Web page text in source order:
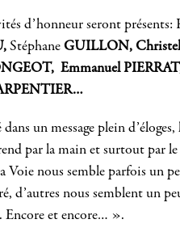
d’honneur seront présents:
Stéphane GUILLON,
Emmanuel
un message plein d’éloges,
par la main et surtout par
nous semble parfois un
d’autres nous semblent un
Encore et encore… ».